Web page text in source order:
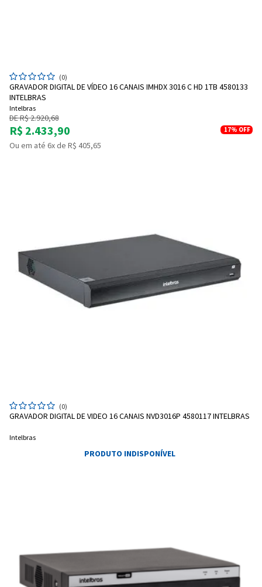
Entendi
(0)
GRAVADOR DIGITAL DE VÍDEO 16 CANAIS IMHDX 3016 C HD 1TB 4580133
INTELBRAS
Intelbras
DE R$ 2.920,68
R$ 2.433,90 17% OFF
Ou em até 6x de R$ 405,65
(0)
GRAVADOR DIGITAL DE VIDEO 16 CANAIS NVD3016P 4580117 INTELBRAS
Intelbras
PRODUTO INDISPONÍVEL